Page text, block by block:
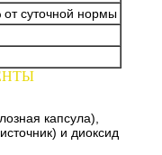
от суточной нормы
капсула),
и диоксид